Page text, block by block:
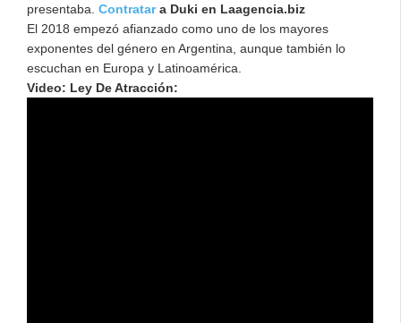
presentaba. Contratara Duki en Laagencia.biz
El 2018 empezó afianzado como uno de los mayores
exponentes del género en Argentina, aunque también lo
escuchan en Europa y Latinoamérica.
Video: Ley De Atracción: